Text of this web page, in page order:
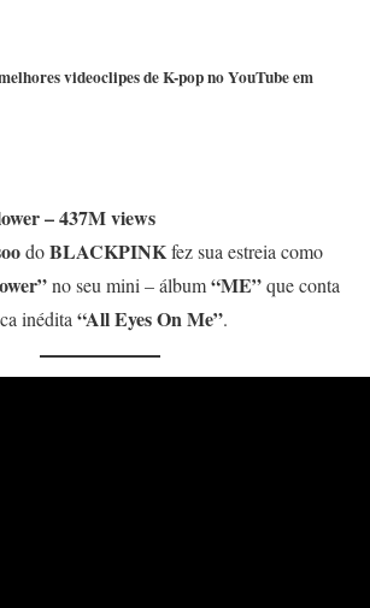
videoclipes de K-pop no YouTube em
– 437M views
doBLACKPINKfez sua estreia como
no seu mini – álbum“ME”que conta
inédita “All Eyes On Me”.